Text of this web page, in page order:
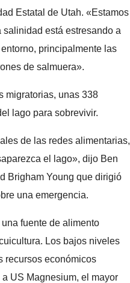
Estatal de Utah. «Estamos
salinidad está estresando a
principalmente las
de salmuera».
migratorias, unas 338
lago para sobrevivir.
de las redes alimentarias,
el lago», dijo Ben
Brigham Young que dirigió
una emergencia.
fuente de alimento
Los bajos niveles
recursos económicos
US Magnesium, el mayor